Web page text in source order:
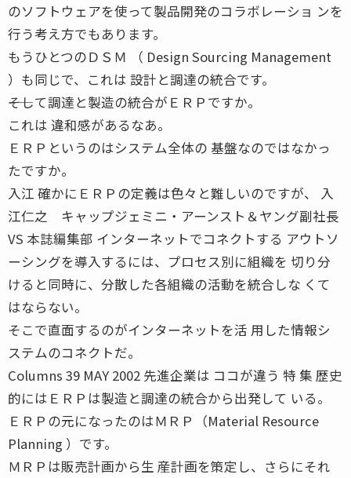
のソフトウェアを使って製品開発のコラボレーショ ンを
行う考え方でもあります。
もうひとつのＤＳＭ （ Design Sourcing Management
）も同じで、これは 設計と調達の統合です。
――そして調達と製造の統合がＥＲＰですか。
これは 違和感があるなあ。
ＥＲＰというのはシステム全体の 基盤なのではなかっ
たですか。
入江 確かにＥＲＰの定義は色々と難しいのですが、 入
江仁之 キャップジェミニ・アーンスト＆ヤング副社長
VS 本誌編集部 インターネットでコネクトする アウトソ
ーシングを導入するには、プロセス別に組織を 切り分
けると同時に、分散した各組織の活動を統合しな くて
はならない。
そこで直面するのがインターネットを活 用した情報シ
ステムのコネクトだ。
Columns 39 MAY 2002 先進企業は ココが違う 特 集 歴史
的にはＥＲＰは製造と調達の統合から出発して いる。
ＥＲＰの元になったのはＭＲＰ（Material Resource
Planning ）です。
ＭＲＰは販売計画から生 産計画を策定し、さらにそれ